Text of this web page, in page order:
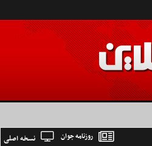
نسخه اصلی روزنامه جوان